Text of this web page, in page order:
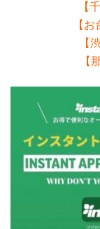
【
【
【
【